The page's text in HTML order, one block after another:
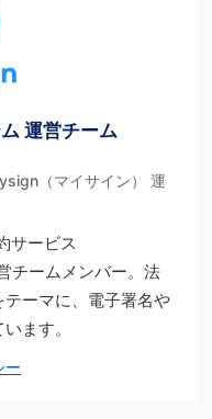
運営チーム
（マイサイン） 運
サービス
チームメンバー。法
ーマに、電子署名や
ます。
ー